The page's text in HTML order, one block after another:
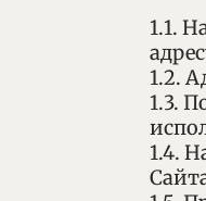
1.1.
1.2.
1.3.
1.4.